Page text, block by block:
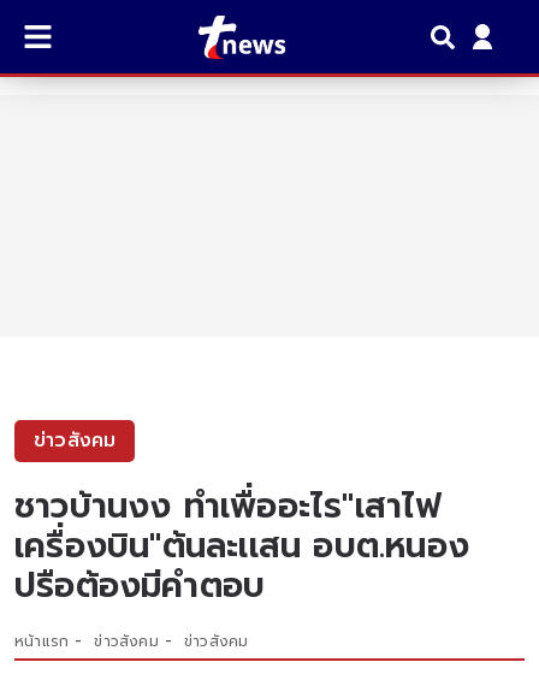
ข่าวสังคม
ชาวบ้านงง ทำเพื่ออะไร"เสาไฟ
เครื่องบิน"ต้นละเเสน อบต.หนอง
ปรือต้องมีคำตอบ
หน้าแรก ข่าวสังคม ข่าวสังคม